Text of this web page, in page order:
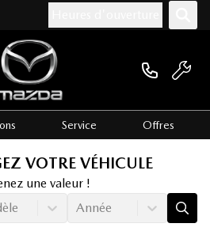
Service Offres
VOTRE VÉHICULE
une valeur !
Année